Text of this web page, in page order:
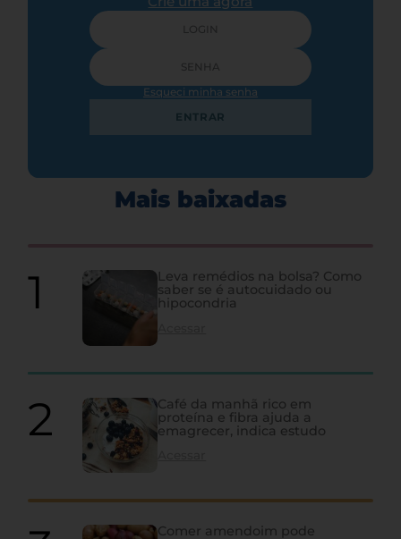
Esqueci minha senha
ENTRAR
Mais baixadas
Leva remédios na bolsa? Como
saber se é autocuidado ou
hipocondria
Café da manhã rico em
proteína e fibra ajuda a
emagrecer, indica estudo
Comer amendoim pode